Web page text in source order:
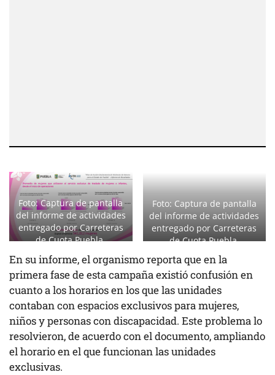
Foto: Captura de pantalla
del informe de actividades
entregado por Carreteras
de Cuota Puebla.
Foto: Captura de pantalla
del informe de actividades
entregado por Carreteras
de Cuota Puebla.
En su informe, el organismo reporta que en la
primera fase de esta campaña existió confusión en
cuanto a los horarios en los que las unidades
contaban con espacios exclusivos para mujeres,
niños y personas con discapacidad. Este problema lo
resolvieron, de acuerdo con el documento, ampliando
el horario en el que funcionan las unidades
exclusivas.